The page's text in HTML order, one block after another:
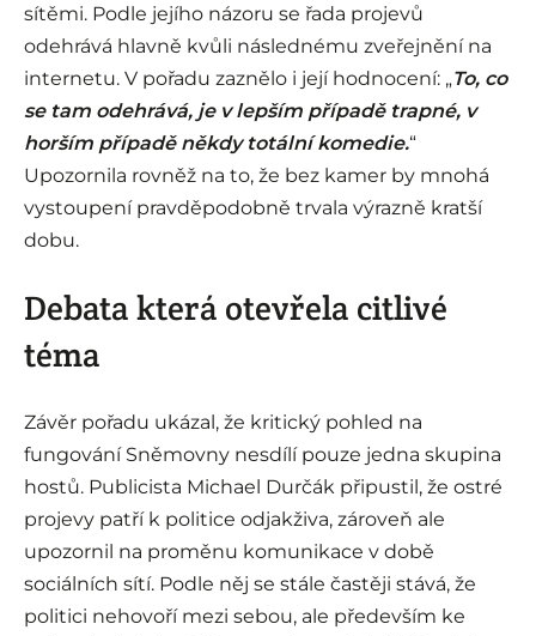
sítěmi. Podle jejího názoru se řada projevů
odehrává hlavně kvůli následnému zveřejnění na
internetu. V pořadu zaznělo i její hodnocení: „To, co
se tam odehrává, je v lepším případě trapné, v
horším případě někdy totální komedie.“
Upozornila rovněž na to, že bez kamer by mnohá
vystoupení pravděpodobně trvala výrazně kratší
dobu.
Debata která otevřela citlivé
téma
Závěr pořadu ukázal, že kritický pohled na
fungování Sněmovny nesdílí pouze jedna skupina
hostů. Publicista Michael Durčák připustil, že ostré
projevy patří k politice odjakživa, zároveň ale
upozornil na proměnu komunikace v době
sociálních sítí. Podle něj se stále častěji stává, že
politici nehovoří mezi sebou, ale především ke